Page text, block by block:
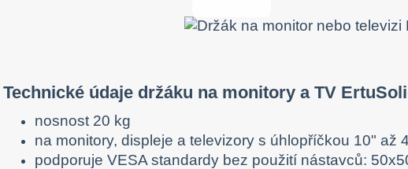
Technické údaje držáku na monitory a TV
nosnost 20 kg
na monitory, displeje a televizory s úhlopříčkou 10" až
podporuje VESA standardy bez použití nástavců: